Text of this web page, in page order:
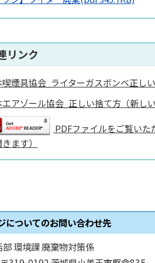
リンク
喫煙具協会_ライターガスボンベ正し
エアゾール協会_正しい捨て方（新し
PDFファイルをご覧い
ます）
についてのお問い合わせ先
環境課 廃棄物対策係